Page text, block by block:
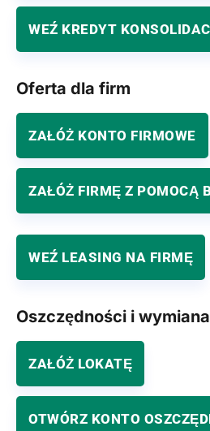
WEŹ KREDYT
Oferta dla firm
ZAŁÓŻ KONTO FIRMOWE
ZAŁÓŻ FIRMĘ Z POMOCĄ
WEŹ LEASING NA FIRMĘ
Oszczędności i
ZAŁÓŻ LOKATĘ
OTWÓRZ KONTO